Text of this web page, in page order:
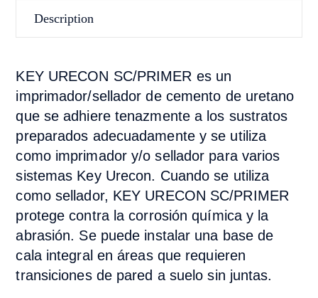
Description
KEY URECON SC/PRIMER es un
imprimador/sellador de cemento de uretano
que se adhiere tenazmente a los sustratos
preparados adecuadamente y se utiliza
como imprimador y/o sellador para varios
sistemas Key Urecon. Cuando se utiliza
como sellador, KEY URECON SC/PRIMER
protege contra la corrosión química y la
abrasión. Se puede instalar una base de
cala integral en áreas que requieren
transiciones de pared a suelo sin juntas.